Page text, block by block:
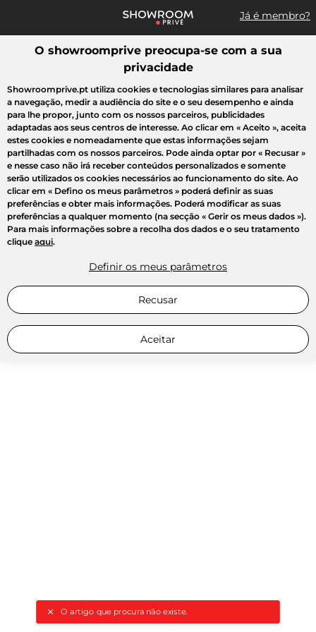
Já é membro?
Pesquisar uma marca, um artigo, uma venda...
O artigo que procura não existe.
Todas as vendas Moda Desporto Casa Criança Beleza
O showroomprive preocupa-se com a sua
privacidade
Showroomprive.pt utiliza cookies e tecnologias similares para analisar
a navegação, medir a audiência do site e o seu desempenho e ainda
para lhe propor, junto com os nossos parceiros, publicidades
adaptadas aos seus centros de interesse. Ao clicar em « Aceito », aceita
estes cookies e nomeadamente que estas informações sejam
partilhadas com os nossos parceiros. Pode ainda optar por « Recusar »
e nesse caso não irá receber conteúdos personalizados e somente
serão utilizados os cookies necessários ao funcionamento do site. Ao
clicar em « Defino os meus parâmetros » poderá definir as suas
preferências e obter mais informações. Poderá modificar as suas
preferências a qualquer momento (na secção « Gerir os meus dados »).
Para mais informações sobre a recolha dos dados e o seu tratamento
clique aqui.
Definir os meus parâmetros
Recusar
Aceitar